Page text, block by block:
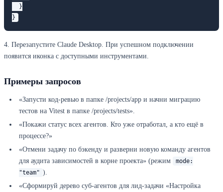
  }
}
4. Перезапустите Claude Desktop. При успешном подключении
появится иконка с доступными инструментами.
Примеры запросов
«Запусти код-ревью в папке /projects/app и начни миграцию
тестов на Vitest в папке /projects/tests».
«Покажи статус всех агентов. Кто уже отработал, а кто ещё в
процессе?»
«Отмени задачу по бэкенду и разверни новую команду агентов
для аудита зависимостей в корне проекта» (режим
mode:
"team" ).
«Сформируй дерево суб-агентов для лид-задачи «Настройка